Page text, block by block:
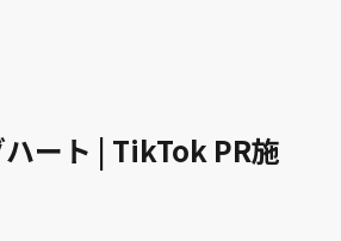
ート | TikTok PR施